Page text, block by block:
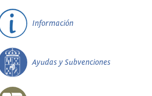
Información
Ayudas y Subvenciones